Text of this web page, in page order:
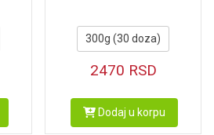
300g (30 doza)
2470 RSD
Dodaj u korpu